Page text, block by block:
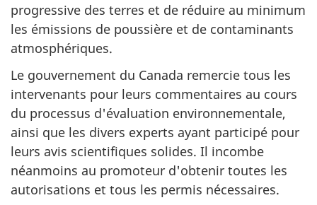
progressive des terres et de réduire au minimum
les émissions de poussière et de contaminants
atmosphériques.
Le gouvernement du Canada remercie tous les
intervenants pour leurs commentaires au cours
du processus d'évaluation environnementale,
ainsi que les divers experts ayant participé pour
leurs avis scientifiques solides. Il incombe
néanmoins au promoteur d'obtenir toutes les
autorisations et tous les permis nécessaires.